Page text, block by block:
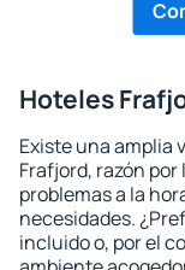
Hoteles
Existe una amplia
Frafjord, razón
problemas a la
necesidades.
incluido o, por el